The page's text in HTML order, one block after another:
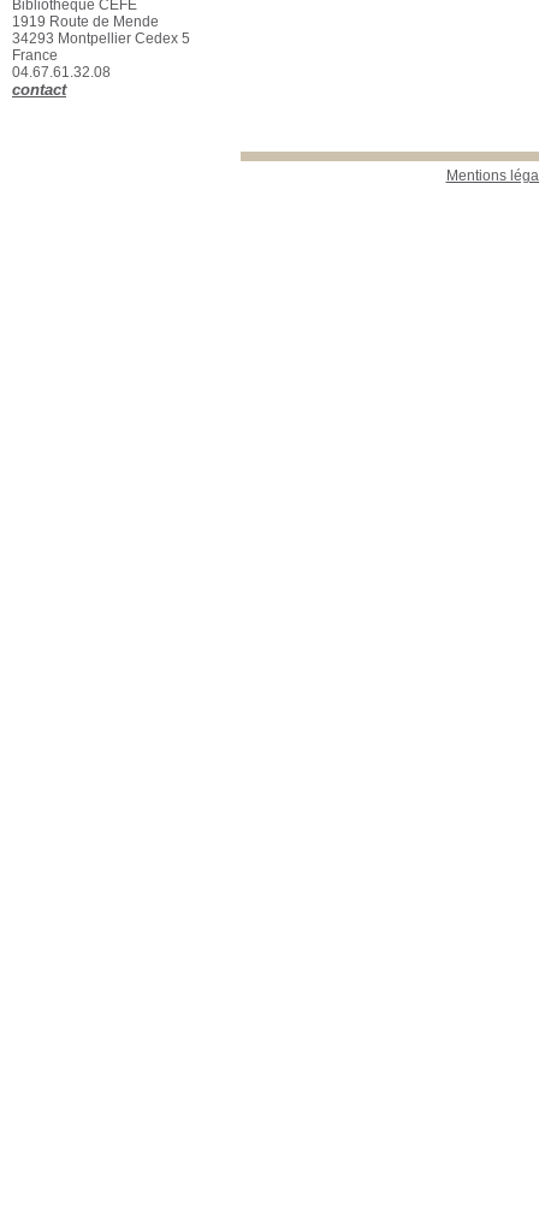
Mentions
Bibliothèque CEFE
1919 Route de Mende
34293 Montpellier Cedex 5
France
04.67.61.32.08
contact